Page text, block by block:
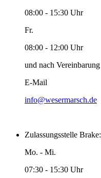
08:00 - 15:30 Uhr
Fr.
08:00 - 12:00 Uhr
und nach Vereinbarung
E-Mail
info@wesermarsch.de
Zulassungsstelle Brake:
Mo. - Mi.
07:30 - 15:30 Uhr